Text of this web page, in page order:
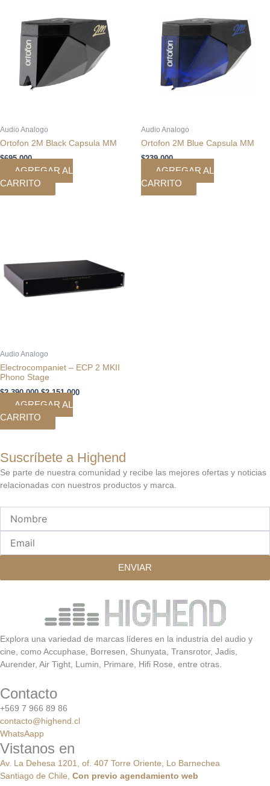
Audio Analogo
Ortofon 2M Black Capsula MM
$695.000
AGREGAR AL
CARRITO
Audio Analogo
Ortofon 2M Blue Capsula MM
$239.000
AGREGAR AL
CARRITO
Audio Analogo
Electrocompaniet – ECP 2 MKII
Phono Stage
$2.390.000 $2.151.000
AGREGAR AL
CARRITO
Suscríbete a Highend
Se parte de nuestra comunidad y recibe las mejores ofertas y noticias
relacionadas con nuestros productos y marca.
ENVIAR
Explora una variedad de marcas líderes en la industria del audio y
cine, como Accuphase, Borresen, Shunyata, Transrotor, Jadis,
Aurender, Air Tight, Lumin, Primare, Hifi Rose, entre otras.
Contacto
+569 7 966 89 86
contacto@highend.cl
WhatsAapp
Vistanos en
Av. La Dehesa 1201, of. 407 Torre Oriente, Lo Barnechea
Santiago de Chile, Con previo agendamiento web